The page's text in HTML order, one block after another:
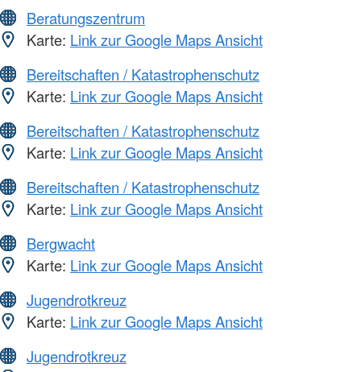
Beratungszentrum
Karte: Link zur Google Maps Ansicht
Bereitschaften / Katastrophenschutz
Karte: Link zur Google Maps Ansicht
Bereitschaften / Katastrophenschutz
Karte: Link zur Google Maps Ansicht
Bereitschaften / Katastrophenschutz
Karte: Link zur Google Maps Ansicht
Bergwacht
Karte: Link zur Google Maps Ansicht
Jugendrotkreuz
Karte: Link zur Google Maps Ansicht
Jugendrotkreuz